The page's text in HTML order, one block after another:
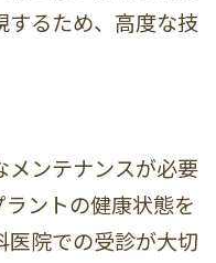
するため、高度な技
メンテナンスが必要
ントの健康状態を
院での受診が大切